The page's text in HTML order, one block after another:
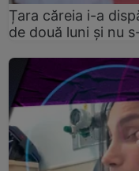
Țara căreia i-a
de două luni și nu